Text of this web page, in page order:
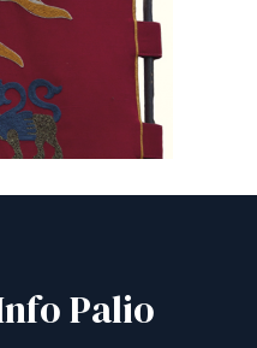
Palio